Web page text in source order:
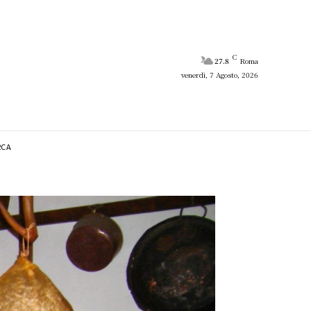
27.8 C Roma
venerdì, 7 Agosto, 2026